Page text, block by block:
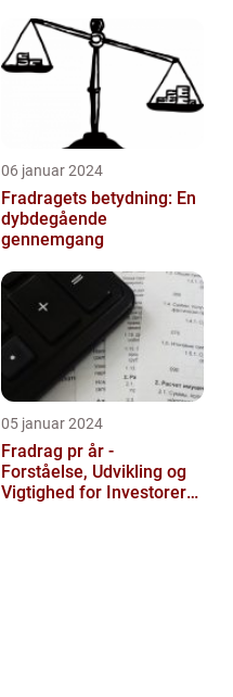
06 januar 2024
Fradragets betydning: En
dybdegående
gennemgang
05 januar 2024
Fradrag pr år -
Forståelse, Udvikling og
Vigtighed for Investorer